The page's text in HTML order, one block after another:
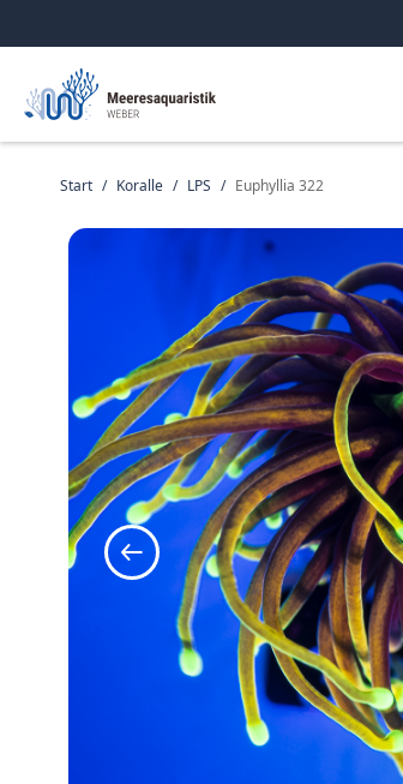
Start / Koralle / LPS / Euphyllia 322